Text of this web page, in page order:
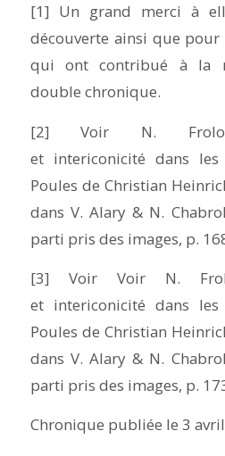
[1] Un grand merci à
découverte ainsi que pour
qui ont contribué à la
double chronique.
[2] Voir N.
et intericonicité dans
Poules de Christian
dans V. Alary & N.
parti pris des images, p.
[3] Voir Voir N.
et intericonicité dans
Poules de Christian
dans V. Alary & N.
parti pris des images, p.
Chronique publiée le 3